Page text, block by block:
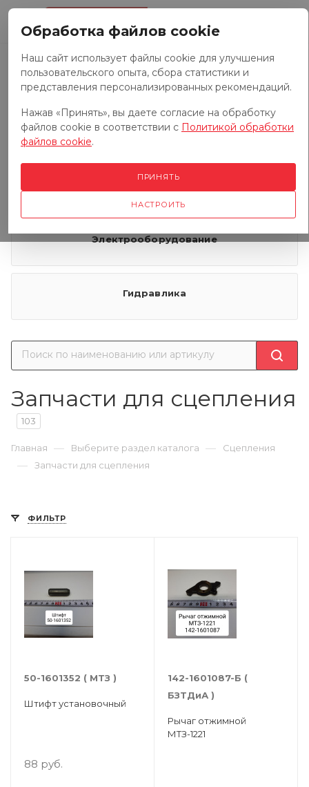
Запчасти к тракторам
Запчасти к грузовым автомобилям
Электрооборудование
Гидравлика
Запчасти для сцепления
103
Главная — Выберите раздел каталога — Сцепления
— Запчасти для сцепления
ФИЛЬТР
50-1601352 ( МТЗ )
Штифт установочный
88 руб.
142-1601087-Б (
БЗТДиА )
Рычаг отжимной
МТЗ-1221
Обработка файлов cookie
Наш сайт использует файлы cookie для улучшения
пользовательского опыта, сбора статистики и
представления персонализированных рекомендаций.
Нажав «Принять», вы даете согласие на обработку
файлов cookie в соответствии с Политикой обработки
файлов cookie.
НАСТРОИТЬ
ПРИНЯТЬ